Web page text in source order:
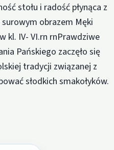
stołu i radość płynąca z
obrazem Męki
kl. IV- VI.rn rnPrawdziwe
Pańskiego zaczęło się
tradycji związanej z
słodkich smakołyków.